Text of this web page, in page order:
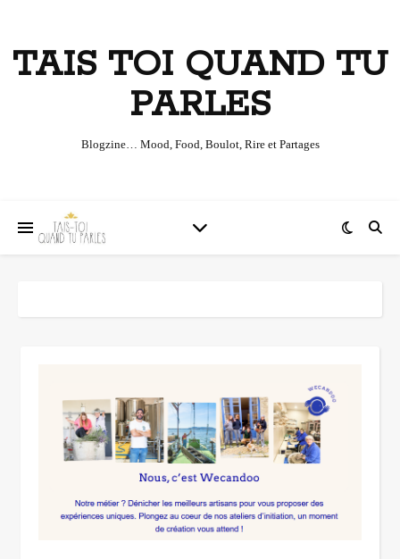
TAIS TOI QUAND TU
PARLES
Blogzine… Mood, Food, Boulot, Rire et Partages